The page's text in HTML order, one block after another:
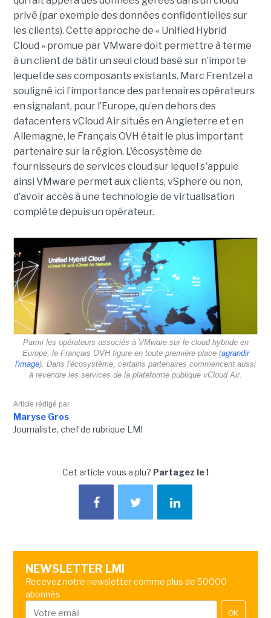
privé (par exemple des données confidentielles sur
les clients). Cette approche de « Unified Hybrid
Cloud » promue par VMware doit permettre à terme
à un client de bâtir un seul cloud basé sur n’importe
lequel de ses composants existants. Marc Frentzel a
souligné ici l’importance des partenaires opérateurs
en signalant, pour l’Europe, qu’en dehors des
datacenters vCloud Air situés en Angleterre et en
Allemagne, le Français OVH était le plus important
partenaire sur la région. L'écosystème de
fournisseurs de services cloud sur lequel s'appuie
ainsi VMware permet aux clients, vSphere ou non,
d’avoir accès à une technologie de virtualisation
complète depuis un opérateur.
Parmi les opérateurs associés à VMware sur le cloud hybride en
Europe, le Français OVH figure en toute première place (agrandir
l'image). Dans l'écosystème, certains partenaires commencent aussi
à revendre les services de la plateforme publique vCloud Air.
Article rédigé par
Maryse Gros
Journaliste, chef de rubrique LMI
Cet article vous a plu? Partagez le !
NEWSLETTER LMI
Recevez notre newsletter comme plus de 50000
abonnés
OK